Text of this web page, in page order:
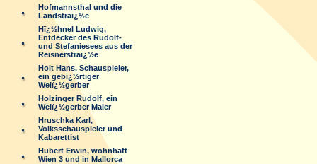
Hofmannsthal und die
Landstraï¿½e
Hï¿½hnel Ludwig,
Entdecker des Rudolf-
und Stefaniesees aus der
Reisnerstraï¿½e
Holt Hans, Schauspieler,
ein gebï¿½rtiger
Weiï¿½gerber
Holzinger Rudolf, ein
Weiï¿½gerber Maler
Hruschka Karl,
Volksschauspieler und
Kabarettist
Hubert Erwin, wohnhaft
Wien 3 und in Mallorca